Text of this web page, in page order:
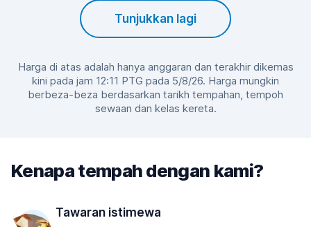
Tunjukkan lagi
Harga di atas adalah hanya anggaran dan terakhir dikemas
kini pada jam 12:11 PTG pada 5/8/26. Harga mungkin
berbeza-beza berdasarkan tarikh tempahan, tempoh
sewaan dan kelas kereta.
Kenapa tempah dengan kami?
Tawaran istimewa